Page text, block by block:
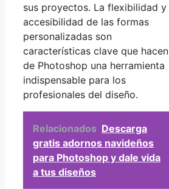
sus proyectos. La flexibilidad y
accesibilidad de las formas
personalizadas son
características clave que hacen
de Photoshop una herramienta
indispensable para los
profesionales del diseño.
Relacionados Descarga
gratis adornos navideños
para Photoshop y dale vida
a tus diseños